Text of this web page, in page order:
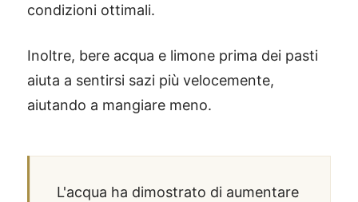
condizioni ottimali.
Inoltre, bere acqua e limone prima dei pasti
aiuta a sentirsi sazi più velocemente,
aiutando a mangiare meno.
L'acqua ha dimostrato di aumentare